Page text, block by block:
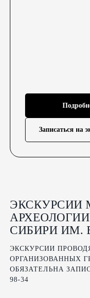
Записаться на
ЭКСКУРСИИ
СИБИРИ ИМ.
ЭКСКУРСИИ
ОРГАНИЗОВАННЫХ
ОБЯЗАТЕЛЬНА
98-34